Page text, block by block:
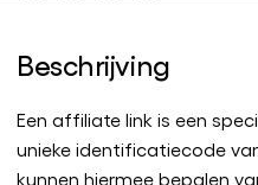
Beschrijving
Een affiliate link is een
unieke identificatiecode
kunnen hiermee bepalen